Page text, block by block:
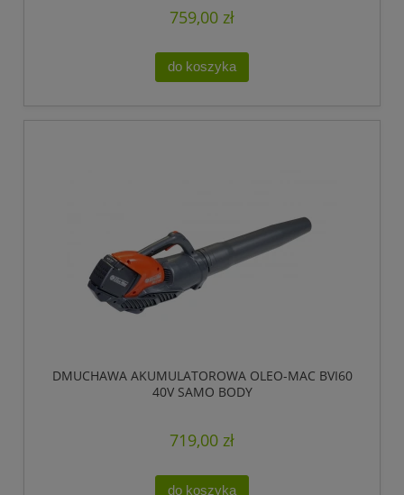
759,00 zł
do koszyka
DMUCHAWA AKUMULATOROWA OLEO-MAC BVI60
40V SAMO BODY
719,00 zł
do koszyka